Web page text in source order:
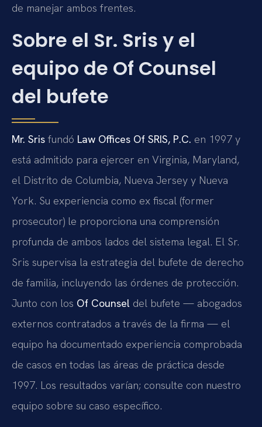
de manejar ambos frentes.
Sobre el Sr. Sris y el
equipo de Of Counsel
del bufete
Mr. Sris fundó Law Offices Of SRIS, P.C. en 1997 y
está admitido para ejercer en Virginia, Maryland,
el Distrito de Columbia, Nueva Jersey y Nueva
York. Su experiencia como ex fiscal (former
prosecutor) le proporciona una comprensión
profunda de ambos lados del sistema legal. El Sr.
Sris supervisa la estrategia del bufete de derecho
de familia, incluyendo las órdenes de protección.
Junto con los Of Counsel del bufete — abogados
externos contratados a través de la firma — el
equipo ha documentado experiencia comprobada
de casos en todas las áreas de práctica desde
1997. Los resultados varían; consulte con nuestro
equipo sobre su caso específico.